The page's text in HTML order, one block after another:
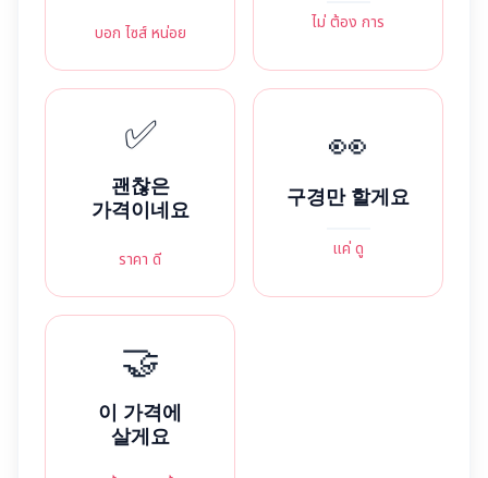
บอก ไซส์ หน่อย ไม่ ต้อง การ
✅
괜찮은
가격이네요
ราคา ดี
👀
구경만 할게요
แค่ ดู
🤝
이 가격에
살게요